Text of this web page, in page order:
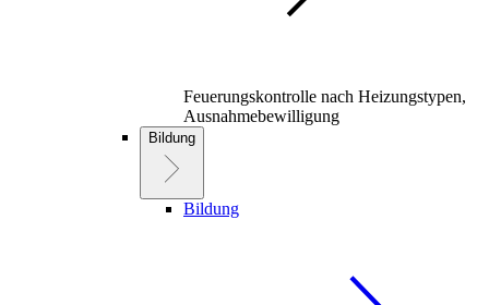
Feuerungskontrolle nach Heizungstypen,
Ausnahmebewilligung
Bildung
Bildung